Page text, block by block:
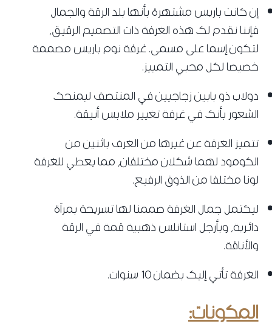
إن كانت باريس مشتهرة بأنها بلد الرقة والجمال
فإننا نقدم لك هذه الغرفة ذات التصميم الرقيق،
لتكون إسما على مسمى. غرفة نوم باريس مصممة
خصيصا لكل محبي التمييز.
دولاب ذو بابين زجاجيين في المنتصف ليمنحك
الشعور بأنك في غرفة تغيير ملابس أنيقة.
تتميز الغرفة عن غيرها من الغرف باثنين من
الكومود لهما شكلان مختلفان، مما يعطي للغرفة
لونا مختلفا من الذوق الرفيع.
ليكتمل جمال الغرفة صممنا لها تسريحة بمرآة
دائرية، وبأرجل استانلس ذهبية قمة في الرقة
والأناقة.
الغرفة تأتي إليك بضمان 10 سنوات.
المكونات: